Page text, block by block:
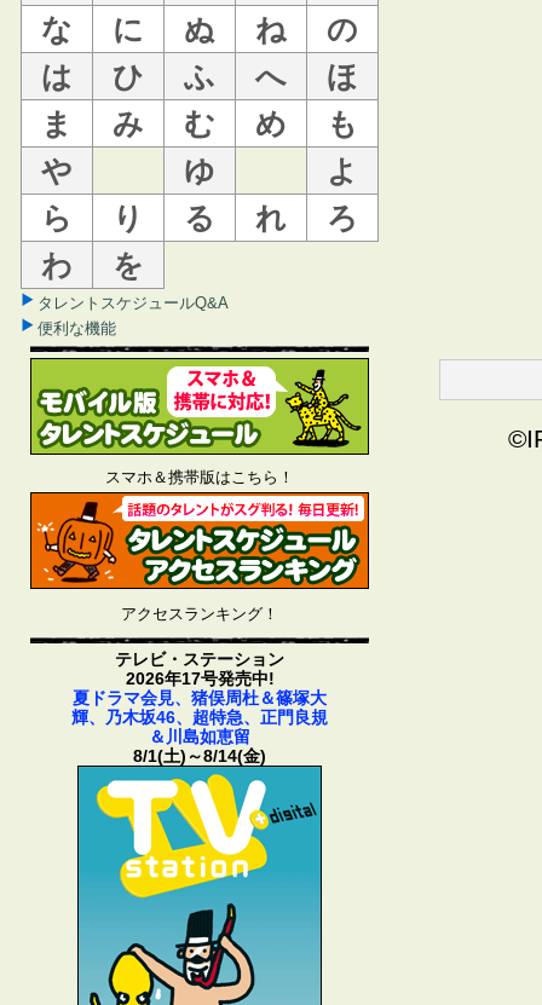
な
に ぬ ね
の
は
ひ ふ へ
ほ
ま
み む め
も
や
ゆ
よ
ら
り る れ
ろ
わ
を
タレントスケジュールQ&A
便利な機能
スマホ＆携帯版はこちら！
アクセスランキング！
テレビ・ステーション
2026年17号発売中!
夏ドラマ会見、猪俣周杜＆篠塚大
輝、乃木坂46、超特急、正門良規
＆川島如恵留
8/1(土)～8/14(金)